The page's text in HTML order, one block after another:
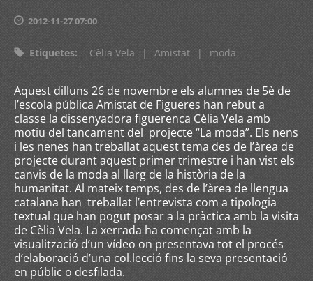
2012-11-27 07:00
Etiquetes: Cèlia Vela | Amistat | moda
Aquest dilluns 26 de novembre els alumnes de 5è de
l’escola pública Amistat de Figueres han rebut a
classe la dissenyadora figuerenca Cèlia Vela amb
motiu del tancament del projecte “La moda”. Els nens
i les nenes han treballat aquest tema des de l’àrea de
projecte durant aquest primer trimestre i han vist els
canvis de la moda al llarg de la història de la
humanitat. Al mateix temps, des de l’àrea de llengua
catalana han treballat l’entrevista com a tipologia
textual que han pogut posar a la pràctica amb la visita
de Cèlia Vela. La xerrada ha començat amb la
visualització d’un vídeo on presentava tot el procés
d’elaboració d’una col.lecció fins la seva presentació
en públic o desfilada.